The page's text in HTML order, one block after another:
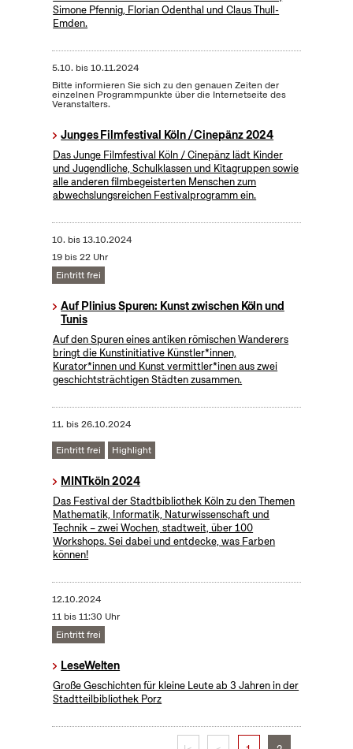
Simone Pfennig, Florian Odenthal und Claus Thull-
Emden.
5.10. bis10.11.2024
Bitte informieren Sie sich zu den genauen Zeiten der
einzelnen Programmpunkte über die Internetseite des
Veranstalters.
Junges Filmfestival Köln / Cinepänz 2024
Das Junge Filmfestival Köln / Cinepänz lädt Kinder
und Jugendliche, Schulklassen und Kitagruppen sowie
alle anderen filmbegeisterten Menschen zum
abwechslungsreichen Festivalprogramm ein.
10. bis13.10.2024
19 bis 22 Uhr
Eintritt frei
Auf Plinius Spuren: Kunst zwischen Köln und
Tunis
Auf den Spuren eines antiken römischen Wanderers
bringt die Kunstinitiative Künstler*innen,
Kurator*innen und Kunst vermittler*inen aus zwei
geschichtsträchtigen Städten zusammen.
11. bis26.10.2024
Eintritt frei Highlight
MINTköln 2024
Das Festival der Stadtbibliothek Köln zu den Themen
Mathematik, Informatik, Naturwissenschaft und
Technik – zwei Wochen, stadtweit, über 100
Workshops. Sei dabei und entdecke, was Farben
können!
12.10.2024
11 bis 11:30 Uhr
Eintritt frei
LeseWelten
Große Geschichten für kleine Leute ab 3 Jahren in der
Stadtteilbibliothek Porz